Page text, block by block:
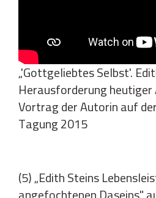
„'Gottgeliebtes Selbst'.
Herausforderung
Vortrag der Autorin auf
Tagung 2015
(5) „Edith Steins